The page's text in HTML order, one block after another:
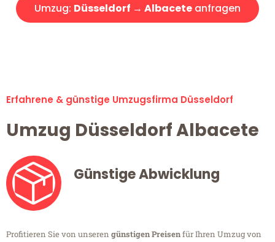
Umzug: Düsseldorf → Albacete anfragen
Erfahrene & günstige Umzugsfirma Düsseldorf
Umzug Düsseldorf Albacete
Günstige Abwicklung
Profitieren Sie von unseren günstigen Preisenfür Ihren Umzug von